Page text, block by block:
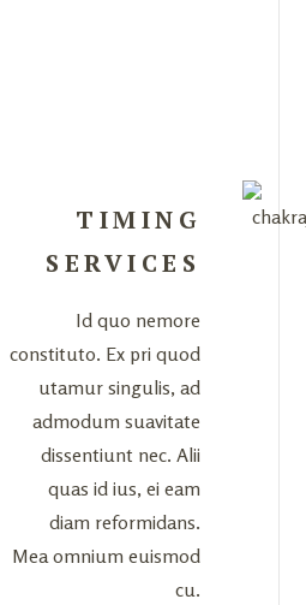
TIMING
SERVICES
Id quo nemore
constituto. Ex pri quod
utamur singulis, ad
admodum suavitate
dissentiunt nec. Alii
quas id ius, ei eam
diam reformidans.
Mea omnium euismod
cu.